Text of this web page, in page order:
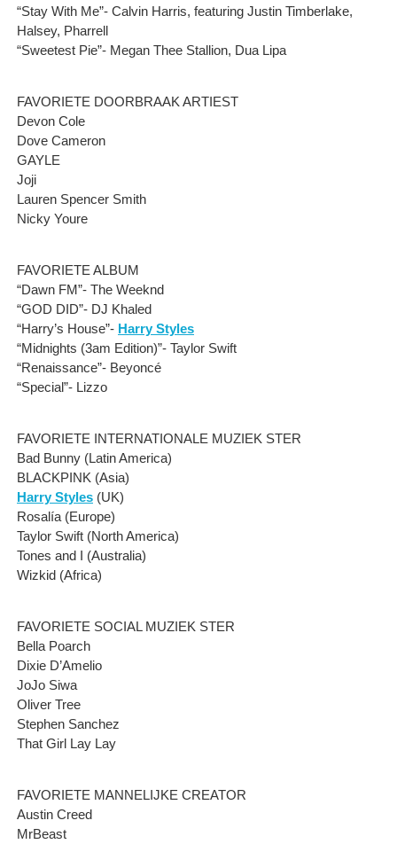
“Stay With Me”- Calvin Harris, featuring Justin Timberlake,
Halsey, Pharrell
“Sweetest Pie”- Megan Thee Stallion, Dua Lipa
FAVORIETE DOORBRAAK ARTIEST
Devon Cole
Dove Cameron
GAYLE
Joji
Lauren Spencer Smith
Nicky Youre
FAVORIETE ALBUM
“Dawn FM”- The Weeknd
“GOD DID”- DJ Khaled
“Harry’s House”- Harry Styles
“Midnights (3am Edition)”- Taylor Swift
“Renaissance”- Beyoncé
“Special”- Lizzo
FAVORIETE INTERNATIONALE MUZIEK STER
Bad Bunny (Latin America)
BLACKPINK (Asia)
Harry Styles (UK)
Rosalía (Europe)
Taylor Swift (North America)
Tones and I (Australia)
Wizkid (Africa)
FAVORIETE SOCIAL MUZIEK STER
Bella Poarch
Dixie D’Amelio
JoJo Siwa
Oliver Tree
Stephen Sanchez
That Girl Lay Lay
FAVORIETE MANNELIJKE CREATOR
Austin Creed
MrBeast